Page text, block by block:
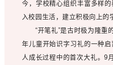
今，学校精心组织丰富多样
入校园生活，建立积极向上的
“开笔礼”是古时极为隆重
年儿童开始识字习礼的一种
人成长过程中的首次大礼。9